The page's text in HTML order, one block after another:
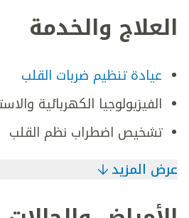
العلاج والخدمة
عيادة تنظيم ضربات القلب
الفيزيولوجيا الكهربائية
تشخيص اضطراب نظم القلب
عرض المزيد